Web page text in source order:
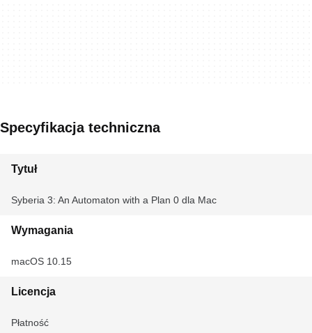
Specyfikacja techniczna
Tytuł
Syberia 3: An Automaton with a Plan 0 dla Mac
Wymagania
macOS 10.15
Licencja
Płatność